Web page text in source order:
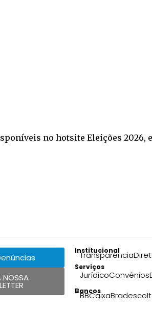
no hotsite Eleições 2026,
NOSSA
Institucional
Transparência
Serviços
JurídicoConvênios
Bancos
BBCaixaBradesco